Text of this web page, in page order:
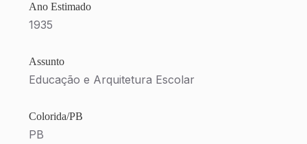
Ano Estimado
1935
Assunto
Educação e Arquitetura Escolar
Colorida/PB
PB